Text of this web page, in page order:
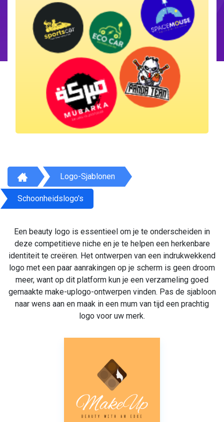
Logo-Sjablonen
Schoonheidslogo's
Een beauty logo is essentieel om je te onderscheiden in
deze competitieve niche en je te helpen een herkenbare
identiteit te creëren. Het ontwerpen van een indrukwekkend
logo met een paar aanrakingen op je scherm is geen droom
meer, want op dit platform kun je een verzameling goed
gemaakte make-uplogo-ontwerpen vinden. Pas de sjabloon
naar wens aan en maak in een mum van tijd een prachtig
logo voor uw merk.